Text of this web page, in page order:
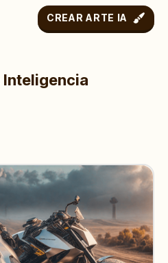
CREAR ARTE IA
Inteligencia